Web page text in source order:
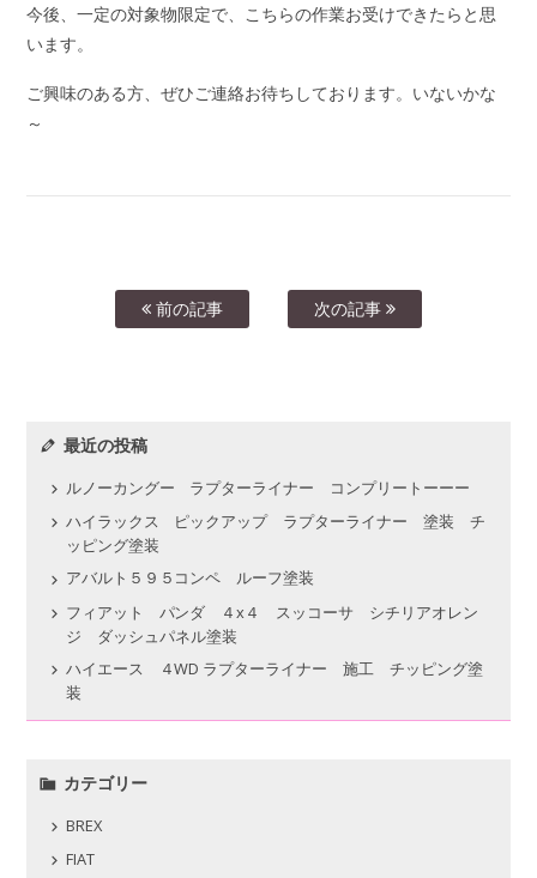
今後、一定の対象物限定で、こちらの作業お受けできたらと思
います。
ご興味のある方、ぜひご連絡お待ちしております。いないかな
～
前の記事 次の記事
最近の投稿
ルノーカングー ラプターライナー コンプリートーーー
ハイラックス ピックアップ ラプターライナー 塗装 チ
ッピング塗装
アバルト５９５コンペ ルーフ塗装
フィアット パンダ ４x４ スッコーサ シチリアオレン
ジ ダッシュパネル塗装
ハイエース ４WD ラプターライナー 施工 チッピング塗
装
カテゴリー
BREX
FIAT